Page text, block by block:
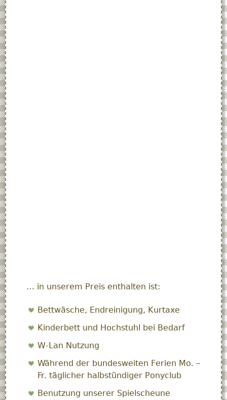
… in unserem Preis enthalten ist:
Bettwäsche, Endreinigung, Kurtaxe
Kinderbett und Hochstuhl bei Bedarf
W-Lan Nutzung
Während der bundesweiten Ferien Mo. –
Fr. täglicher halbstündiger Ponyclub
Benutzung unserer Spielscheune